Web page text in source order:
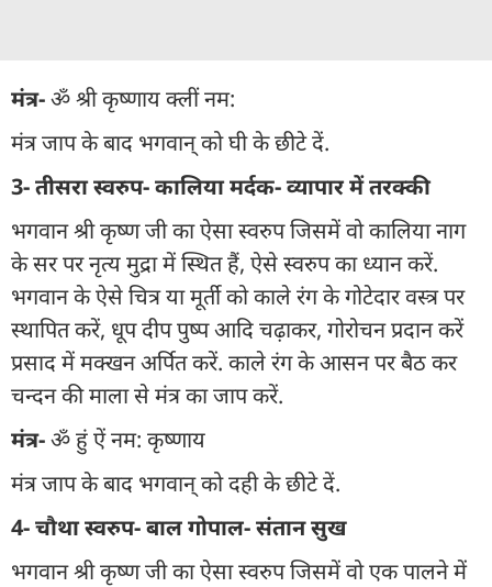
मंत्र-ॐ श्री कृष्णाय क्लीं नम:
मंत्र जाप के बाद भगवान् को घी के छीटे दें.
3- तीसरा स्वरुप- कालिया मर्दक- व्यापार में तरक्की
भगवान श्री कृष्ण जी का ऐसा स्वरुप जिसमें वो कालिया नाग
के सर पर नृत्य मुद्रा में स्थित हैं, ऐसे स्वरुप का ध्यान करें.
भगवान के ऐसे चित्र या मूर्ती को काले रंग के गोटेदार वस्त्र पर
स्थापित करें, धूप दीप पुष्प आदि चढ़ाकर, गोरोचन प्रदान करें
प्रसाद में मक्खन अर्पित करें. काले रंग के आसन पर बैठ कर
चन्दन की माला से मंत्र का जाप करें.
मंत्र-ॐ हुं ऐं नम: कृष्णाय
मंत्र जाप के बाद भगवान् को दही के छीटे दें.
4- चौथा स्वरुप- बाल गोपाल- संतान सुख
भगवान श्री कृष्ण जी का ऐसा स्वरुप जिसमें वो एक पालने में